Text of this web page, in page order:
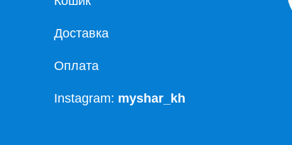
Доставка
Оплата
Instagram: myshar_kh